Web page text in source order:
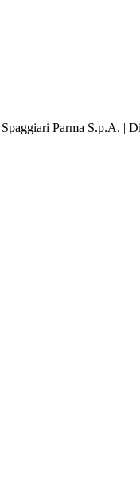
Parma S.p.A. |